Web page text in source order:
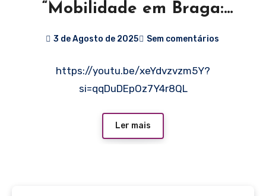
“Mobilidade em Braga:
3 de Agosto de 2025 Sem comentários
https://youtu.be/xeYdvzvzm5Y?
si=qqDuDEpOz7Y4r8QL
Ler mais